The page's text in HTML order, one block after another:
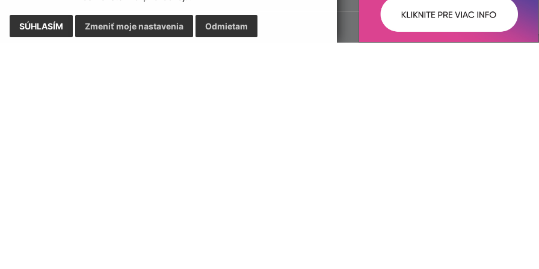
SÚHLASÍM Odmietam
Zmeniť moje nastavenia